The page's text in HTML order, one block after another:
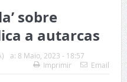
sobre
a autarcas
a: 8 Maio, 2023 - 18:57
Imprimir
Email